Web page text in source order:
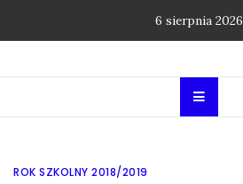
6 sierpnia 2026
ROK SZKOLNY 2018/2019